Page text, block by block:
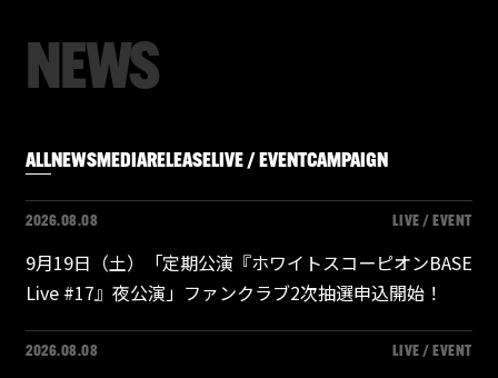
NEWS
ALLNEWSMEDIARELEASELIVE / EVENTCAMPAIGN
2026.08.08
9月19日（土）「定期公演『ホワイトスコーピオンBASE
Live #17』夜公演」ファンクラブ2次抽選申込開始！
LIVE / EVENT
2026.08.08 LIVE / EVENT